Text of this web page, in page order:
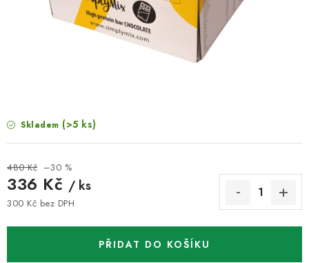
Reklamace a vrácení zboží
Skladem (>5 ks)
480 Kč –30 %
336 Kč / ks
300 Kč bez DPH
PŘIDAT DO KOŠÍKU